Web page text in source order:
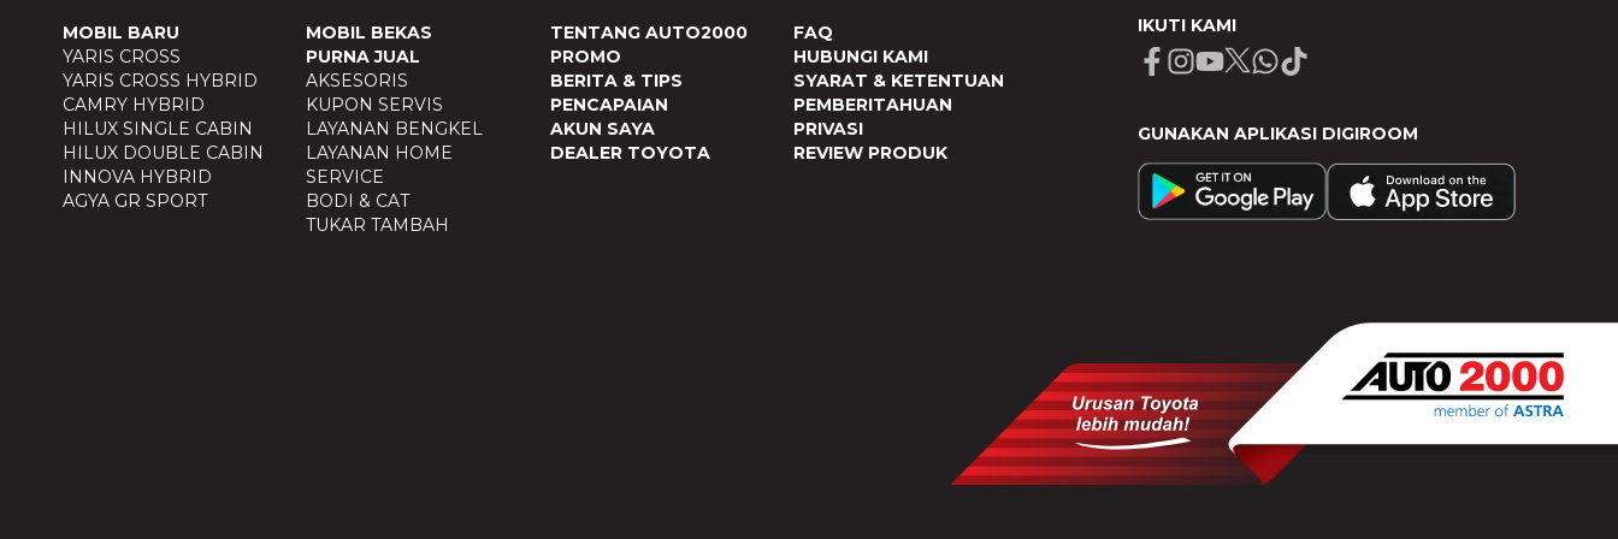
MOBIL BARU
YARIS CROSS
YARIS CROSS HYBRID
CAMRY HYBRID
HILUX SINGLE CABIN
HILUX DOUBLE CABIN
INNOVA HYBRID
AGYA GR SPORT
MOBIL BEKAS
PURNA JUAL
AKSESORIS
KUPON SERVIS
LAYANAN BENGKEL
LAYANAN HOME
SERVICE
BODI & CAT
TUKAR TAMBAH
TENTANG AUTO2000
PROMO
BERITA & TIPS
PENCAPAIAN
AKUN SAYA
DEALER TOYOTA
FAQ
HUBUNGI KAMI
SYARAT & KETENTUAN
PEMBERITAHUAN
PRIVASI
REVIEW PRODUK
IKUTI KAMI
Facebook
Instagram
Youtube
X Whatsapp
Tiktok
GUNAKAN APLIKASI DIGIROOM